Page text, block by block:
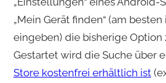
„Mein Gerät finden“ (am
eingeben) die bisherige Option
Gestartet wird die Suche über
Store kostenfrei erhältlich ist